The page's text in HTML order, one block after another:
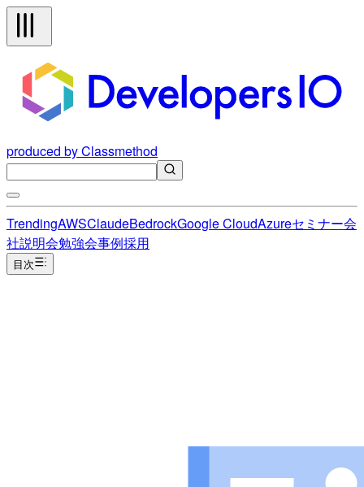
produced by Classmethod
TrendingAWSClaudeBedrockGoogle CloudAzureセミナー会
社説明会勉強会事例採用
目次